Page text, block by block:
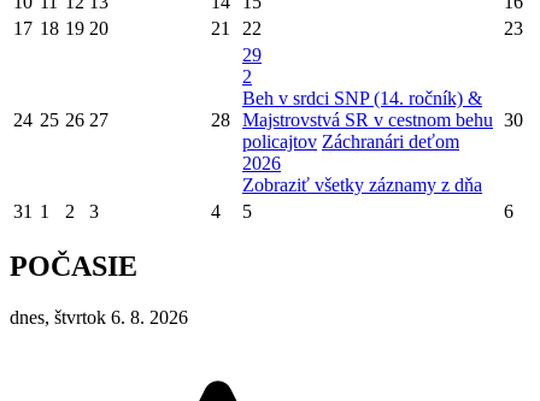
17 18 19 20 21 22 23
24 25 26 27 28
29
2
Beh v srdci SNP (14. ročník) &
Majstrovstvá SR v cestnom behu
policajtov Záchranári deťom
2026
Zobraziť všetky záznamy z dňa
30
31 1 2 3 4 5 6
POČASIE
dnes, štvrtok 6. 8. 2026